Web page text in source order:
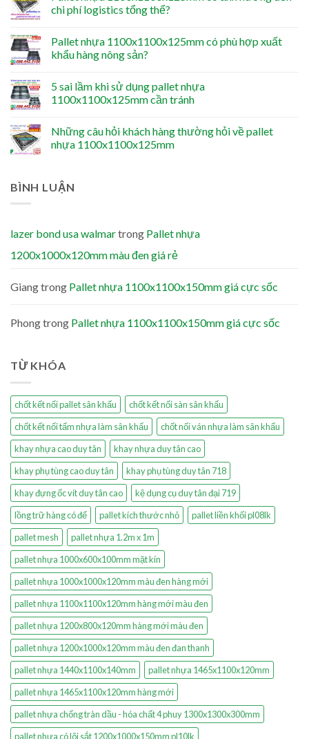
chi phí logistics tổng thể?
Pallet nhựa 1100x1100x125mm có phù hợp xuất
khẩu hàng nông sản?
5 sai lầm khi sử dụng pallet nhựa
1100x1100x125mm cần tránh
Những câu hỏi khách hàng thường hỏi về pallet
nhựa 1100x1100x125mm
BÌNH LUẬN
lazer bond usa walmartrong Pallet nhựa
1200x1000x120mm màu đen giá rẻ
Giangtrong Pallet nhựa 1100x1100x150mm giá cực sốc
Phongtrong Pallet nhựa 1100x1100x150mm giá cực sốc
TỪ KHÓA
chốt kết nối pallet sân khấu
chốt kết nối sàn sân khấu
chốt kết nối tấm nhựa làm sân khấu
chốt nối ván nhựa làm sân khấu
khay nhựa cao duy tân
khay nhựa duy tân cao
khay phụ tùng cao duy tân
khay phụ tùng duy tân 718
khay đựng ốc vít duy tân cao
kệ dụng cụ duy tân đại 719
lồng trữ hàng có đế
pallet kích thước nhỏ
pallet liền khối pl08lk
pallet mesh
pallet nhựa 1.2m x 1m
pallet nhựa 1000x600x100mm mặt kín
pallet nhựa 1000x1000x120mm màu đen hàng mới
pallet nhựa 1100x1100x120mm hàng mới màu đen
pallet nhựa 1200x800x120mm hàng mới màu đen
pallet nhựa 1200x1000x120mm màu đen đan thanh
pallet nhựa 1440x1100x140mm
pallet nhựa 1465x1100x120mm
pallet nhựa 1465x1100x120mm hàng mới
pallet nhựa chống tràn dầu - hóa chất 4 phuy 1300x1300x300mm
pallet nhựa có lõi sắt 1200x1000x150mm pl10lk